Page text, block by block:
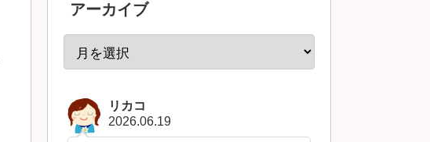
アーカイブ
リカコ
2026.06.19